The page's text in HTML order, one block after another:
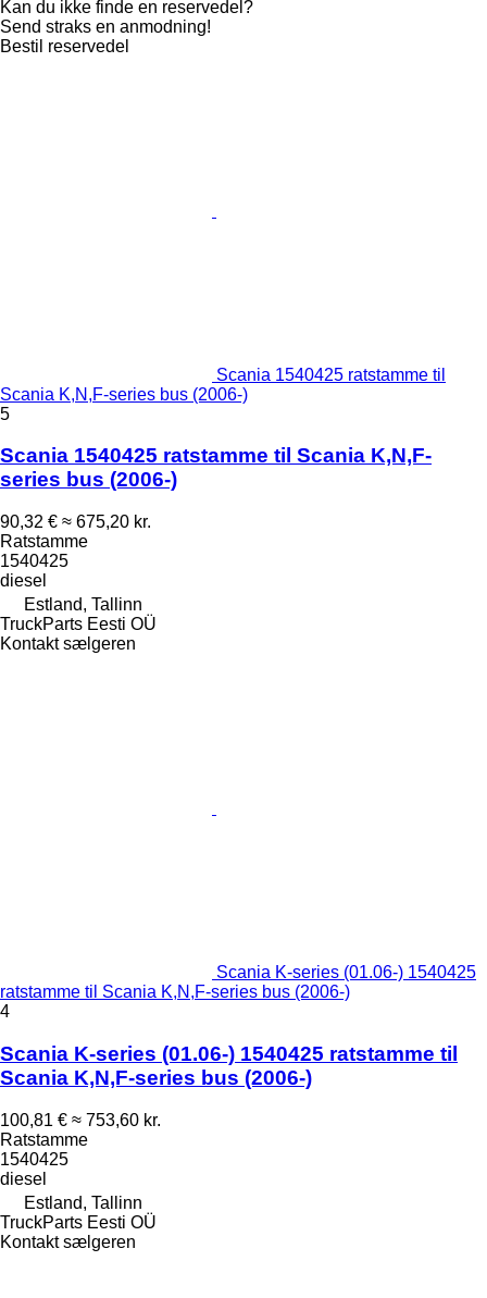
Kan du ikke finde en reservedel?
Send straks en anmodning!
Bestil reservedel
Scania 1540425 ratstamme til
Scania K,N,F-series bus (2006-)
5
Scania 1540425 ratstamme til Scania K,N,F-
series bus (2006-)
90,32 € ≈ 675,20 kr.
Ratstamme
1540425
diesel
Estland, Tallinn
TruckParts Eesti OÜ
Kontakt sælgeren
Scania K-series (01.06-) 1540425
ratstamme til Scania K,N,F-series bus (2006-)
4
Scania K-series (01.06-) 1540425 ratstamme til
Scania K,N,F-series bus (2006-)
100,81 € ≈ 753,60 kr.
Ratstamme
1540425
diesel
Estland, Tallinn
TruckParts Eesti OÜ
Kontakt sælgeren